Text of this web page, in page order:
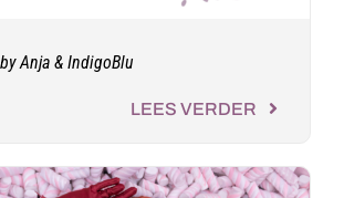
Anja & IndigoBlu
LEES VERDER